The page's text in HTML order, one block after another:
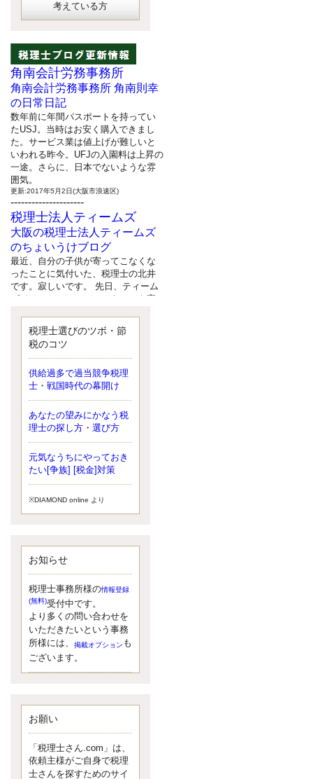
考えている方
角南会計労務事務所
角南会計労務事務所 角南則幸
の日常日記
数年前に年間パスポートを持ってい
たUSJ。当時はお安く購入できまし
た。サービス業は値上げが難しいと
いわれる昨今。UFJの入園料は上昇の
一途。さらに、日本でないような雰
囲気。
更新:2017年5月2日(大阪市浪速区)
---------------------
税理士法人ティームズ
大阪の税理士法人ティームズ
のちょいうけブログ
最近、自分の子供が寄ってこなくな
ったことに気付いた、税理士の北井
です。寂しいです。 先日、ティーム
ズイベントとしてバーベキューを実
と思いましたが、そこはセンスある
後のブロガーに任せようと思いま
更新:2017年5月1日(大阪市北区)
---------------------
サクセス会計事務所
サクセス税理士のお役立ちブ
ログ
平成２７年１月１日以降開始の相続
より、相続税の基礎控除額（相続税
が課税されない遺産の上限額）が縮
小されたため、お亡くなりになった
更新:2017年5月1日(大阪市中央区)
---------------------
湘南のぽっちゃり女性税理士
松村文子と湘南ＢＵ
また最近、税理士試験のご相談を受
けることおおくなりました。受験申
し込み受け付け開始になるからです
ね。勉強したが、中途半端なので、
受験が無駄に思っている人もいるよ
うです。まず、私ならダメと思う前
に、全力で勝負してみたいです！
更新:2017年5月1日(神奈川県藤沢市)
---------------------
イクメン税理士による税金ブ
ログです。
なくて七クセ 目は口ほどにモノを言
う 色んなことわざがありますが、無
意識に出ている身体のサイン。 心理
学では、ちゃんと意味があるようで
税理士選びのツボ・節
税のコツ
供給過多で過当競争税理
士・戦国時代の幕開け
あなたの望みにかなう税
理士の探し方・選び方
元気なうちにやっておき
たい[争族] [税金]対策
※DIAMOND online より
お知らせ
税理士事務所様の情報登録
(無料)受付中です。
より多くの問い合わせを
いただきたいという事務
所様には、
掲載オプション も
ございます。
お願い
「税理士さん.com」は、
依頼主様がご自身で税理
士さんを探すためのサイ